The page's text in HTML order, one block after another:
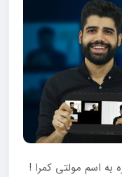
به اسم مولتی کمرا !